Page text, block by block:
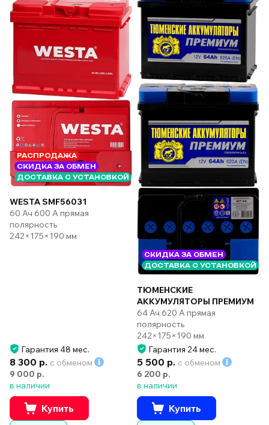
РАСПРОДАЖА
СКИДКА ЗА ОБМЕН
ДОСТАВКА С УСТАНОВКОЙ
WESTA SMF56031
60 Ач 600 А прямая
полярность
242×175×190 мм
Гарантия 48 мес.
8 300 р. с обменом
9 000 р.
в наличии
Купить
СКИДКА ЗА ОБМЕН
ДОСТАВКА С УСТАНОВКОЙ
ТЮМЕНСКИЕ
АККУМУЛЯТОРЫ ПРЕМИУМ
64 Ач 620 А прямая
полярность
242×175×190 мм
Гарантия 24 мес.
5 500 р. с обменом
6 200 р.
в наличии
Купить